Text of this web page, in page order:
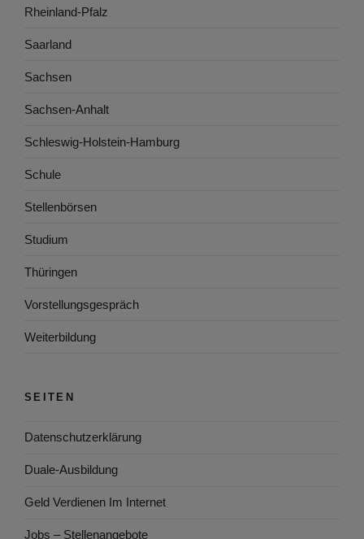
Rheinland-Pfalz
Saarland
Sachsen
Sachsen-Anhalt
Schleswig-Holstein-Hamburg
Schule
Stellenbörsen
Studium
Thüringen
Vorstellungsgespräch
Weiterbildung
SEITEN
Datenschutzerklärung
Duale-Ausbildung
Geld Verdienen Im Internet
Jobs – Stellenangebote